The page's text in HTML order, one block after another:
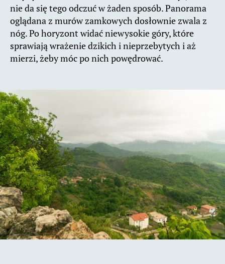
nie da się tego odczuć w żaden sposób. Panorama
oglądana z murów zamkowych dosłownie zwala z
nóg. Po horyzont widać niewysokie góry, które
sprawiają wrażenie dzikich i nieprzebytych i aż
mierzi, żeby móc po nich powędrować.